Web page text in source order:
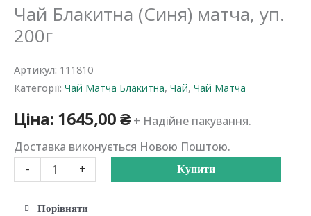
Чай Блакитна (Синя) матча, уп.
200г
Артикул: 111810
Категорії: Чай Матча Блакитна, Чай, Чай Матча
Ціна: 1645,00₴ + Надійне пакування.
Доставка виконується Новою Поштою.
-
Чай
Блакитна
(Синя)
+ Купити
Порівняти